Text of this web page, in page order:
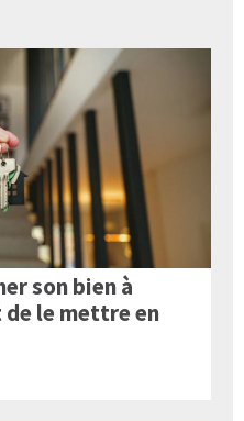
son bien à
de le mettre en